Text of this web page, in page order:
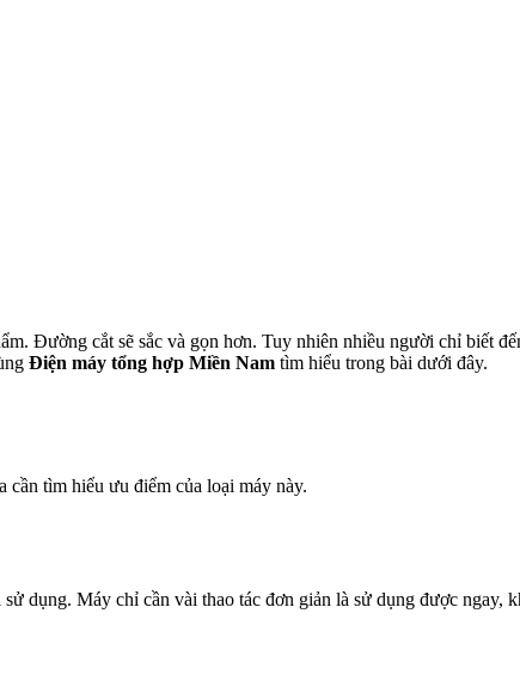
Đường cắt sẽ sắc và gọn hơn. Tuy nhiên nhiều người chỉ biết
Điện máy tổng hợp Miền Nam tìm hiểu trong bài dưới đây.
tìm hiểu ưu điểm của loại máy này.
dụng. Máy chỉ cần vài thao tác đơn giản là sử dụng được